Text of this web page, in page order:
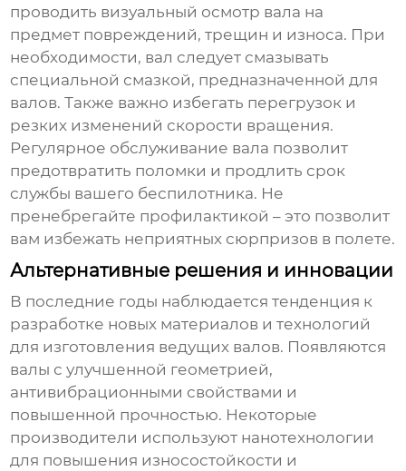
проводить визуальный осмотр вала на
предмет повреждений, трещин и износа. При
необходимости, вал следует смазывать
специальной смазкой, предназначенной для
валов. Также важно избегать перегрузок и
резких изменений скорости вращения.
Регулярное обслуживание вала позволит
предотвратить поломки и продлить срок
службы вашего беспилотника. Не
пренебрегайте профилактикой – это позволит
вам избежать неприятных сюрпризов в полете.
Альтернативные решения и инновации
В последние годы наблюдается тенденция к
разработке новых материалов и технологий
для изготовления ведущих валов. Появляются
валы с улучшенной геометрией,
антивибрационными свойствами и
повышенной прочностью. Некоторые
производители используют нанотехнологии
для повышения износостойкости и